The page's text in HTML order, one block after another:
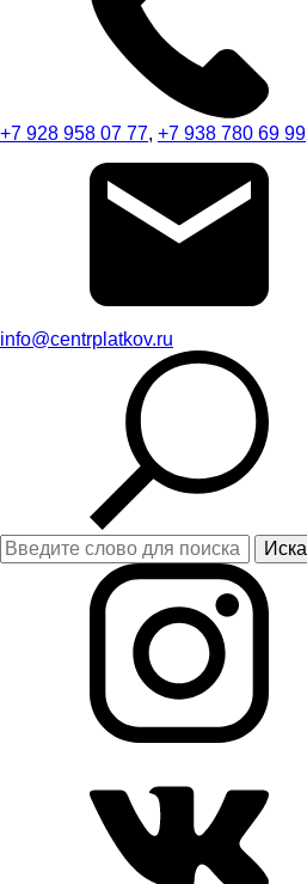
+7 928 958 07 77, +7 938 780 69 99
info@centrplatkov.ru